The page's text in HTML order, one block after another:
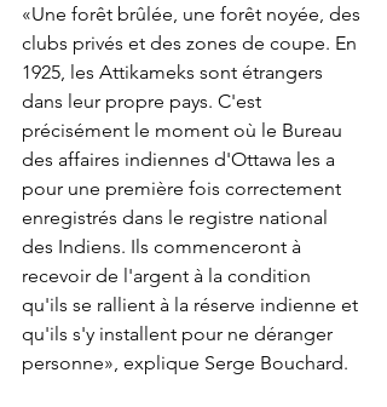
«Une forêt brûlée, une forêt noyée, des
clubs privés et des zones de coupe. En
1925, les Attikameks sont étrangers
dans leur propre pays. C'est
précisément le moment où le Bureau
des affaires indiennes d'Ottawa les a
pour une première fois correctement
enregistrés dans le registre national
des Indiens. Ils commenceront à
recevoir de l'argent à la condition
qu'ils se rallient à la réserve indienne et
qu'ils s'y installent pour ne déranger
personne», explique Serge Bouchard.